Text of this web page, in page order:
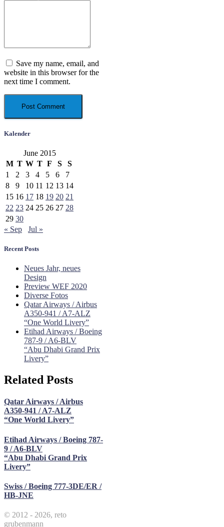
Save my name, email, and
website in this browser for the
next time I comment.
Kalender
June 2015
M T W T F S
S
1
2 3 4 5 6
7
8
9 10 11 12 13 14
15 16 17 18 19 20 21
22 23 24 25 26 27 28
29 30
« Sep
Jul »
Recent Posts
Neues Jahr, neues
Design
Preview WEF 2020
Diverse Fotos
Qatar Airways / Airbus
A350-941 / A7-ALZ
“One World Livery”
Etihad Airways / Boeing
787-9 / A6-BLV
“Abu Dhabi Grand Prix
Livery”
Related Posts
Qatar Airways / Airbus
A350-941 / A7-ALZ
“One World Livery”
Etihad Airways / Boeing 787-
9 / A6-BLV
“Abu Dhabi Grand Prix
Livery”
Swiss / Boeing 777-3DE/ER /
HB-JNE
© 2012 - 2026, reto
grubenmann